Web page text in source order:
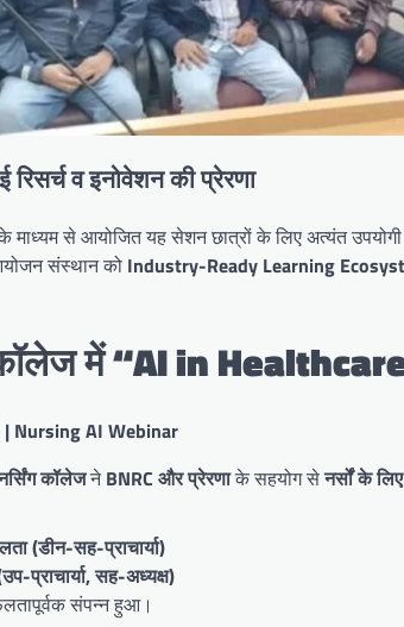
रिसर्च व इनोवेशन की प्रेरणा
के माध्यम से आयोजित यह सेशन छात्रों के लिए अत्यंत
संस्थान को Industry-Ready Learning
कॉलेज में “AI in
Nursing AI Webinar
कॉलेजनेBNRC और प्रेरणाके सहयोग सेनर्सों के
(डीन-सह-प्राचार्या)
प्राचार्या, सह-अध्यक्ष)
संपन्न हुआ।